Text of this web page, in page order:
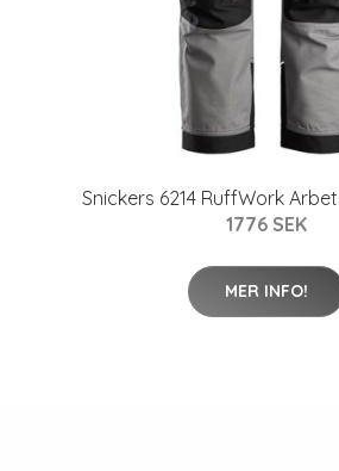
Snickers 6214 RuffWork
1776 SEK
MER INFO!